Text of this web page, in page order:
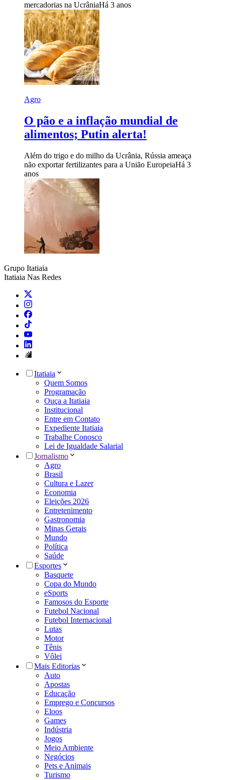
mercadorias na UcrâniaHá 3 anos
Agro
O pão e a inflação mundial de
alimentos; Putin alerta!
Além do trigo e do milho da Ucrânia, Rússia ameaça
não exportar fertilizantes para a União EuropeiaHá 3
anos
Grupo Itatiaia
Itatiaia Nas Redes
Itatiaia
Quem Somos
Programação
Ouça a Itatiaia
Institucional
Entre em Contato
Expediente Itatiaia
Trabalhe Conosco
Lei de Igualdade Salarial
Jornalismo
Agro
Brasil
Cultura e Lazer
Economia
Eleições 2026
Entretenimento
Gastronomia
Minas Gerais
Mundo
Política
Saúde
Esportes
Basquete
Copa do Mundo
eSports
Famosos do Esporte
Futebol Nacional
Futebol Internacional
Lutas
Motor
Tênis
Vôlei
Mais Editorias
Auto
Apostas
Educação
Emprego e Concursos
Eloos
Games
Indústria
Jogos
Meio Ambiente
Negócios
Pets e Animais
Turismo